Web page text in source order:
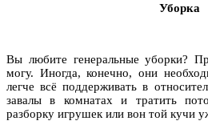
Уборка
Вы любите генеральные уборки?
могу. Иногда, конечно, они
легче всё поддерживать в
завалы в комнатах и тратить
разборку игрушек или вон той кучи